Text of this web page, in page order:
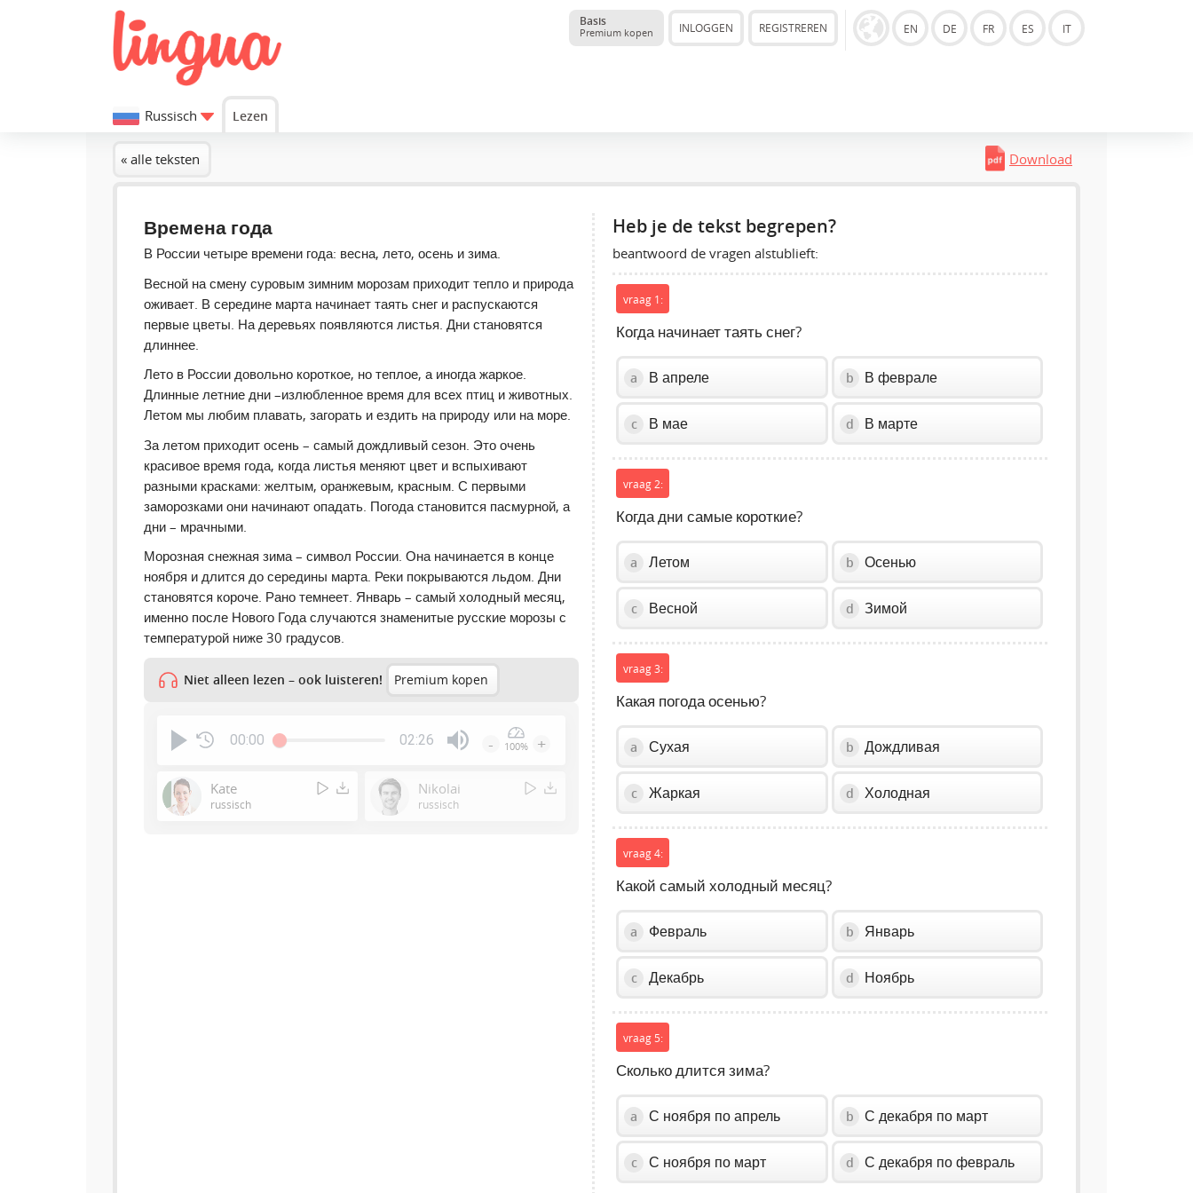
Basis
Premium kopen INLOGGEN REGISTREREN EN DE FR ES IT
Russisch Lezen
« alle teksten Download
Времена года
В России четыре времени года: весна, лето, осень и зима.
Весной на смену суровым зимним морозам приходит тепло и природа
оживает. В середине марта начинает таять снег и распускаются
первые цветы. На деревьях появляются листья. Дни становятся
длиннее.
Лето в России довольно короткое, но теплое, а иногда жаркое.
Длинные летние дни –излюбленное время для всех птиц и животных.
Летом мы любим плавать, загорать и ездить на природу или на море.
За летом приходит осень – самый дождливый сезон. Это очень
красивое время года, когда листья меняют цвет и вспыхивают
разными красками: желтым, оранжевым, красным. С первыми
заморозками они начинают опадать. Погода становится пасмурной, а
дни – мрачными.
Морозная снежная зима – символ России. Она начинается в конце
ноября и длится до середины марта. Реки покрываются льдом. Дни
становятся короче. Рано темнеет. Январь – самый холодный месяц,
именно после Нового Года случаются знаменитые русские морозы с
температурой ниже 30 градусов.
Niet alleen lezen – ook luisteren! Premium kopen
00:00 02:26
Enter
or
- 100% +
Kate
russisch
Nikolai
russisch
Heb je de tekst begrepen?
beantwoord de vragen alstublieft:
vraag 1:
Когда начинает таять снег?
a В апреле b В феврале
c В мае d В марте
vraag 2:
Когда дни самые короткие?
a Летом b Осенью
c Весной d Зимой
vraag 3:
Какая погода осенью?
a Сухая b Дождливая
c Жаркая d Холодная
vraag 4:
Какой самый холодный месяц?
a Февраль b Январь
c Декабрь d Ноябрь
vraag 5:
Сколько длится зима?
a С ноября по апрель b С декабря по март
c С ноября по март d С декабря по февраль